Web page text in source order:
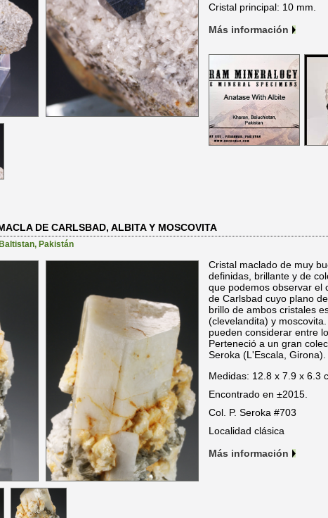
Cristal principal: 10 mm.
Más información
DE CARLSBAD, ALBITA Y MOSCOVITA
Baltistan, Pakistán
Cristal maclado de muy
definidas, brillante y de
que podemos observar el
de Carlsbad cuyo plano
brillo de ambos cristales
(clevelandita) y
pueden considerar entre
Perteneció a un gran
Seroka (L'Escala, Girona).
Medidas: 12.8 x 7.9 x 6.3
Encontrado en ±2015.
Col. P. Seroka #703
Localidad clásica
Más información